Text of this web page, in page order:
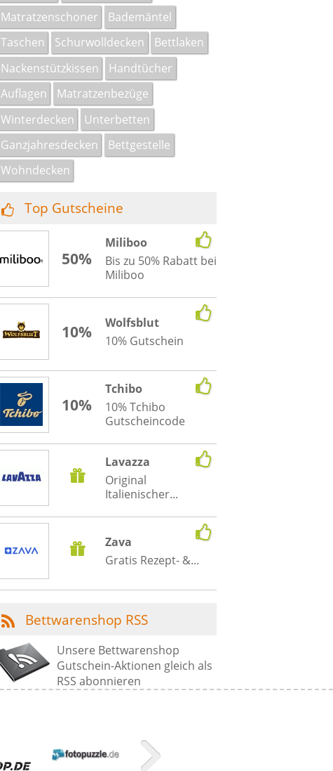
Matratzenschoner
Bademäntel
Taschen
Schurwolldecken
Bettlaken
Nackenstützkissen
Handtücher
Auflagen
Matratzenbezüge
Winterdecken
Unterbetten
Ganzjahresdecken
Bettgestelle
Wohndecken
Top Gutscheine
50%
Miliboo
Bis zu 50% Rabatt bei
Miliboo
10%
Wolfsblut
10% Gutschein
10%
Tchibo
10% Tchibo
Gutscheincode
Lavazza
Original
Italienischer...
Zava
Gratis Rezept- &...
Bettwarenshop RSS
Unsere Bettwarenshop
Gutschein-Aktionen gleich als
RSS abonnieren